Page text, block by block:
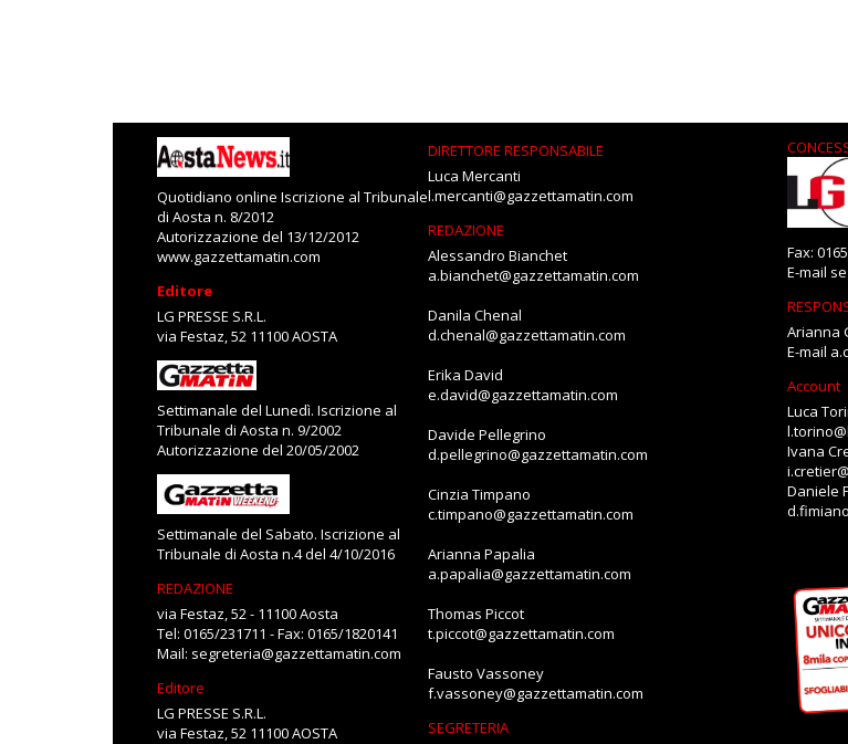
Quotidiano online Iscrizione al Tribunale
di Aosta n. 8/2012
Autorizzazione del 13/12/2012
www.gazzettamatin.com
Editore
LG PRESSE S.R.L.
via Festaz, 52 11100 AOSTA
Settimanale del Lunedì. Iscrizione al
Tribunale di Aosta n. 9/2002
Autorizzazione del 20/05/2002
Settimanale del Sabato. Iscrizione al
Tribunale di Aosta n.4 del 4/10/2016
REDAZIONE
via Festaz, 52 - 11100 Aosta
Tel: 0165/231711 - Fax: 0165/1820141
Mail: segreteria@gazzettamatin.com
Editore
LG PRESSE S.R.L.
via Festaz, 52 11100 AOSTA
DIRETTORE RESPONSABILE
Luca Mercanti
l.mercanti@gazzettamatin.com
REDAZIONE
Alessandro Bianchet
a.bianchet@gazzettamatin.com
Danila Chenal
d.chenal@gazzettamatin.com
Erika David
e.david@gazzettamatin.com
Davide Pellegrino
d.pellegrino@gazzettamatin.com
Cinzia Timpano
c.timpano@gazzettamatin.com
Arianna Papalia
a.papalia@gazzettamatin.com
Thomas Piccot
t.piccot@gazzettamatin.com
Fausto Vassoney
f.vassoney@gazzettamatin.com
SEGRETERIA
Fax:
E-mail
Arianna
E-mail
Account
Luca
Ivana
Daniele